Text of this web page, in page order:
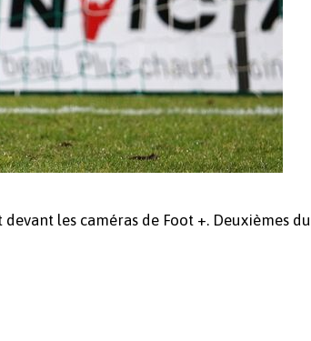
les caméras de Foot +. Deuxièmes du